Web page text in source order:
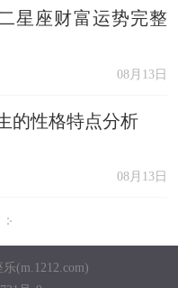
星座财富运势完整
08月13日
的性格特点分析
08月13日
(m.1212.com)